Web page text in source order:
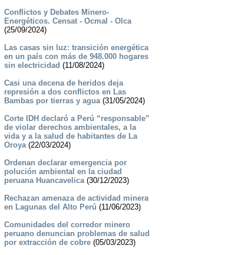
Conflictos y Debates Minero-
Energéticos. Censat - Ocmal - Olca
(25/09/2024)
Las casas sin luz: transición energética
en un país con más de 948.000 hogares
sin electricidad (11/08/2024)
Casi una decena de heridos deja
represión a dos conflictos en Las
Bambas por tierras y agua(31/05/2024)
Corte IDH declaró a Perú “responsable”
de violar derechos ambientales, a la
vida y a la salud de habitantes de La
Oroya(22/03/2024)
Ordenan declarar emergencia por
polución ambiental en la ciudad
peruana Huancavelica(30/12/2023)
Rechazan amenaza de actividad minera
en Lagunas del Alto Perú (11/06/2023)
Comunidades del corredor minero
peruano denuncian problemas de salud
por extracción de cobre(05/03/2023)